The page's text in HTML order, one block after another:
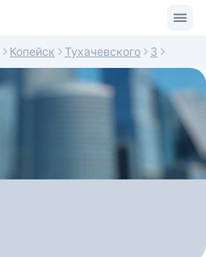
Копейск Тухачевского 3